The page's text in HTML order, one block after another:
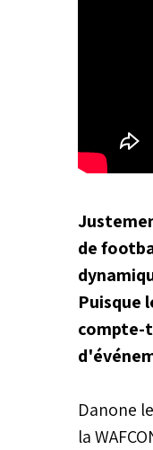
de
Puisque
compte-
Danone
la